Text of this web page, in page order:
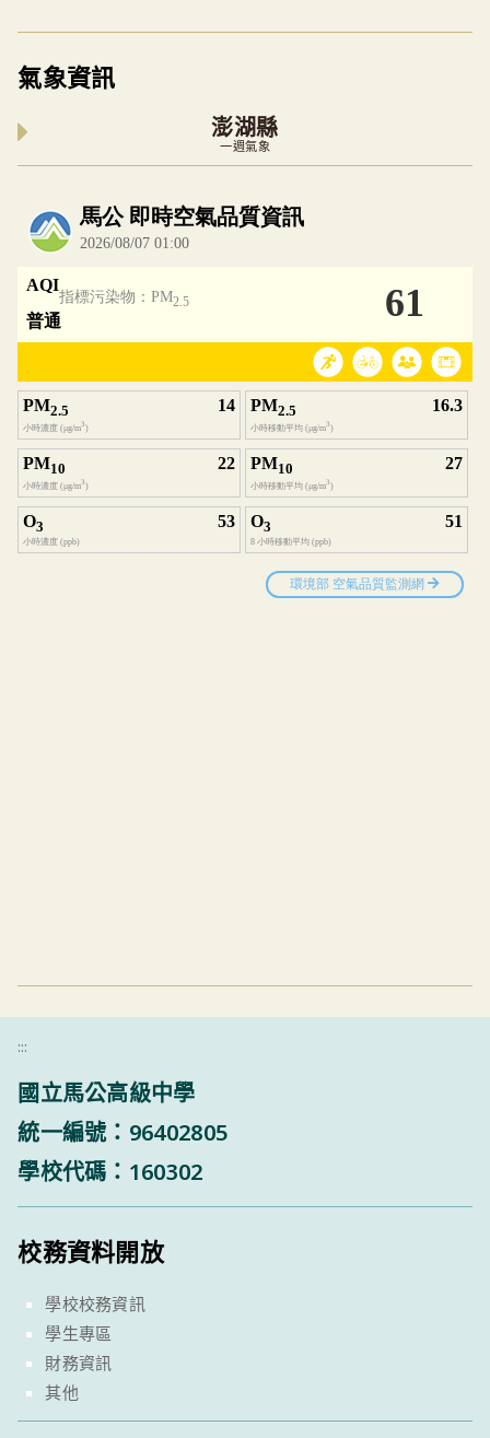
氣象資訊
澎湖縣
一週氣象
內嵌空氣品質小工具為視覺預覽，完整即時空
:::
國立馬公高級中學
統一編號：96402805
學校代碼：160302
校務資料開放
學校校務資訊
學生專區
財務資訊
其他